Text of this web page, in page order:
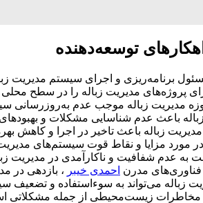
برنامه‌ریزی و اجرای سیستم مدیریت
پروژه‌های مدیریت زباله را در سطح محلی
مدیریت زباله موجب عدم به‌روزرسانی
باعث عدم شناسایی مشکلات و
زباله باعث تاخیر در اجرا و کاهش
مورد مزایا و نقاط قوت سیستم‌های
به عدم شفافیت و ناکارآمدی در مدیریت
فناوری‌های مدرن احمدی خیبر ، بازدهی در
زباله می‌تواند به سوءاستفاده و تضعیف
زیست‌محیطی از جمله مشکلاتی